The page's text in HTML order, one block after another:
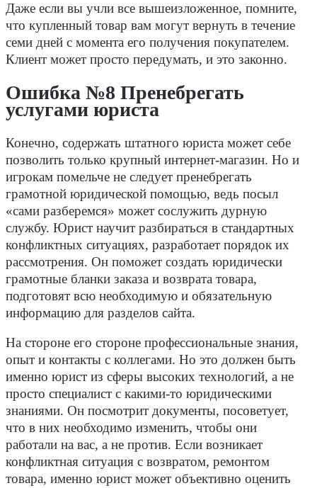
Даже если вы учли все вышеизложенное, помните,
что купленный товар вам могут вернуть в течение
семи дней с момента его получения покупателем.
Клиент может просто передумать, и это законно.
Ошибка №8 Пренебрегать
услугами юриста
Конечно, содержать штатного юриста может себе
позволить только крупный интернет-магазин. Но и
игрокам помельче не следует пренебрегать
грамотной юридической помощью, ведь посыл
«сами разберемся» может сослужить дурную
службу. Юрист научит разбираться в стандартных
конфликтных ситуациях, разработает порядок их
рассмотрения. Он поможет создать юридически
грамотные бланки заказа и возврата товара,
подготовят всю необходимую и обязательную
информацию для разделов сайта.
На стороне его стороне профессиональные знания,
опыт и контакты с коллегами. Но это должен быть
именно юрист из сферы высоких технологий, а не
просто специалист с какими-то юридическими
знаниями. Он посмотрит документы, посоветует,
что в них необходимо изменить, чтобы они
работали на вас, а не против. Если возникает
конфликтная ситуация с возвратом, ремонтом
товара, именно юрист может объективно оценить